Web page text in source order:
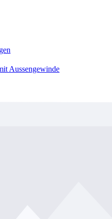
Aussengewinde